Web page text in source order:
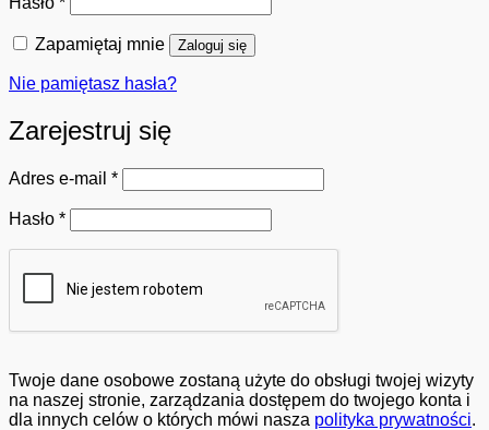
Zapamiętaj mnie Zaloguj się
Nie pamiętasz hasła?
Zarejestruj się
Adres e-mail *Wymagane
Hasło *Wymagane
Twoje dane osobowe zostaną użyte do obsługi twojej wizyty
na naszej stronie, zarządzania dostępem do twojego konta i
dla innych celów o których mówi nasza polityka prywatności.